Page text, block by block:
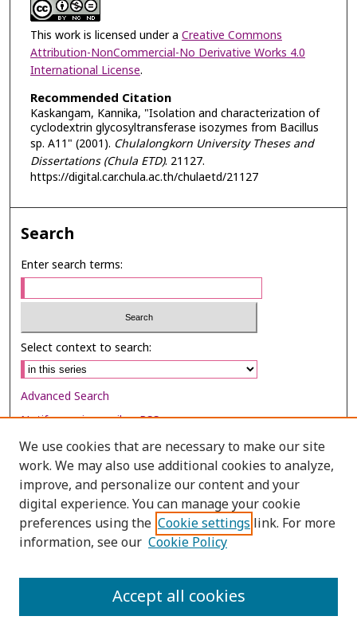
This work is licensed under a Creative Commons
Attribution-NonCommercial-No Derivative Works 4.0
International License.
Recommended Citation
Kaskangam, Kannika, "Isolation and characterization of
cyclodextrin glycosyltransferase isozymes from Bacillus
sp. A11" (2001). Chulalongkorn University Theses and
Dissertations (Chula ETD). 21127.
https://digital.car.chula.ac.th/chulaetd/21127
Search
Enter search terms:
Select context to search:
Advanced Search
Notify me via email orRSS
Browse
Collections
Disciplines
Authors
We use cookies that are necessary to make our site
work. We may also use additional cookies to analyze,
improve, and personalize our content and your
digital experience. You can manage your cookie
preferences using the Cookie settings link. For more
information, see our Cookie Policy
Accept all cookies